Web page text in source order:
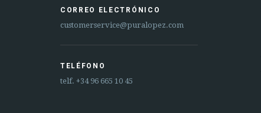
CORREO ELECTRÓNICO
customerservice@puralopez.com
TELÉFONO
telf. +34 96 665 10 45